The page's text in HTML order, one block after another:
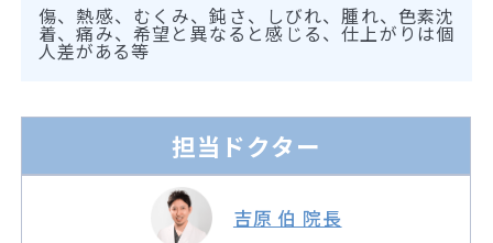
傷、熱感、むくみ、鈍さ、しびれ、腫れ、色素沈
着、痛み、希望と異なると感じる、仕上がりは個
人差がある等
担当ドクター
吉原 伯 院長